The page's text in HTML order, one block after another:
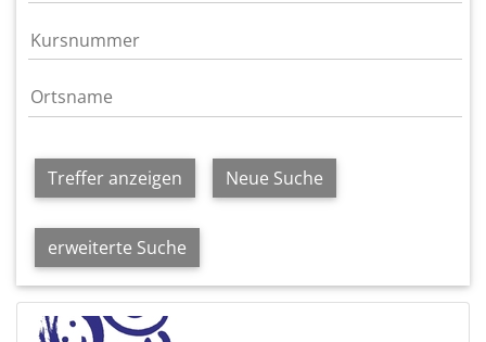
Treffer anzeigen Neue Suche
erweiterte Suche